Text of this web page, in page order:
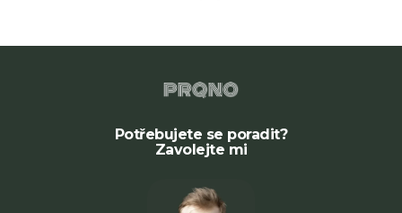
Potřebujete se poradit?
Zavolejte mi